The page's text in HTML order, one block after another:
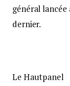
général
dernier.
Le Hautpanel